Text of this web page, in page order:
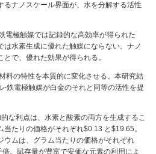
るナノスケール界面が、水を分解する活性
電極触媒では記録的な高効率が得られた
水素生成に優れた触媒にならない。ナノ
で、優れた効果が得られる。
料の特性を本質的に変化させる。本研究結
-鉄電極触媒が白金のそれと同等の活性を提
な利点は、水素と酸素の両方を生成するこ
たりの価格がそれぞれ$0.13 と$19.65。
ウムは、グラム当たりの価格がそれぞれ
。賦存量が豊富で安価な元素の利用によ